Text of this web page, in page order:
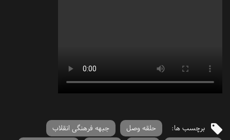
برچسب ها: حلقه وصل
جبهه فرهنگی انقلاب